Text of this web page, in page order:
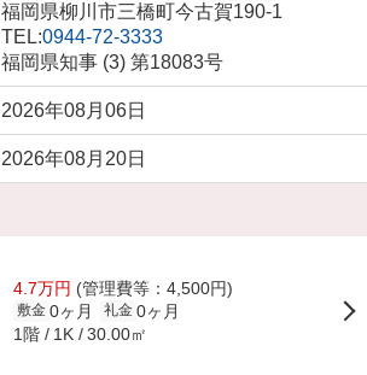
福岡県柳川市三橋町今古賀190-1
TEL:0944-72-3333
福岡県知事 (3) 第18083号
2026年08月06日
2026年08月20日
4.7万円 (管理費等：4,500円)
敷金 0ヶ月 礼金 0ヶ月
1階 1K 30.00㎡